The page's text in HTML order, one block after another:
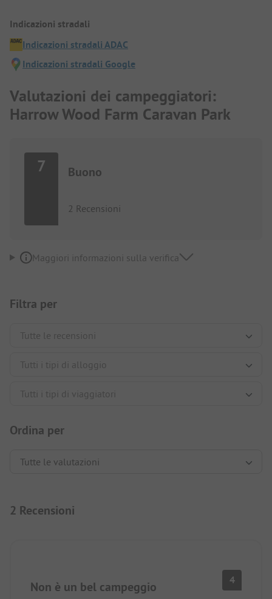
Indicazioni stradali
Indicazioni stradali ADAC
Indicazioni stradali Google
Valutazioni dei campeggiatori:
Harrow Wood Farm Caravan Park
7 Buono
2 Recensioni
Maggiori informazioni sulla verifica
Filtra per
Ordina per
2 Recensioni
Non è un bel campeggio 4